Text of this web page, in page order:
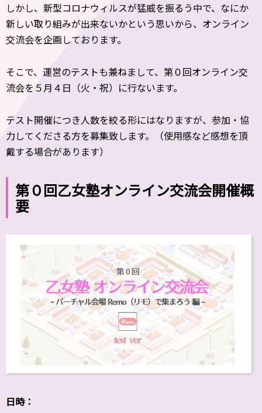
しかし、新型コロナウィルスが猛威を振るう中で、なにか
新しい取り組みが出来ないかという思いから、オンライン
交流会を企画しております。
そこで、運営のテストも兼ねまして、第０回オンライン交
流会を５月４日（火・祝）に行ないます。
テスト開催につき人数を絞る形にはなりますが、参加・協
力してくださる方を募集致します。（使用感など感想を頂
戴する場合があります）
第０回乙女塾オンライン交流会開催概
要
日時：